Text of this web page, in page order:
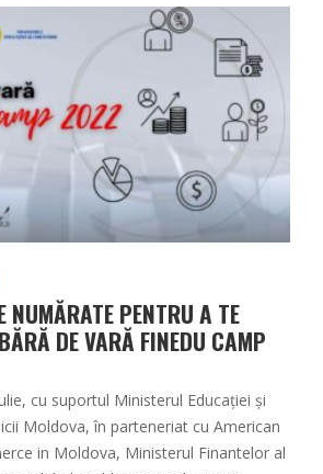
NUMĂRATE PENTRU A TE
DE VARĂ FINEDU CAMP
cu suportul Ministerul Educației și
Moldova, în parteneriat cu American
in Moldova, Ministerul Finantelor al